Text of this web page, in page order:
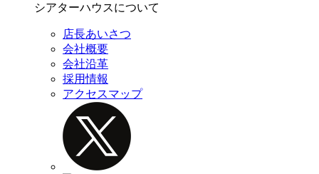
シアターハウスについて
店長あいさつ
会社概要
会社沿革
採用情報
アクセスマップ